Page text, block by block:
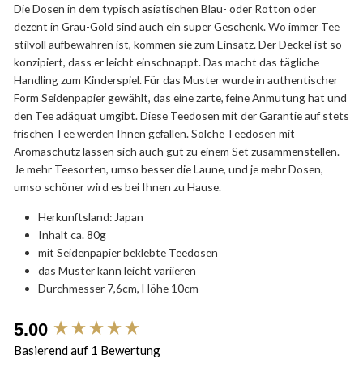
Die Dosen in dem typisch asiatischen Blau- oder Rotton oder
dezent in Grau-Gold sind auch ein super Geschenk. Wo immer Tee
stilvoll aufbewahren ist, kommen sie zum Einsatz. Der Deckel ist so
konzipiert, dass er leicht einschnappt. Das macht das tägliche
Handling zum Kinderspiel. Für das Muster wurde in authentischer
Form Seidenpapier gewählt, das eine zarte, feine Anmutung hat und
den Tee adäquat umgibt. Diese Teedosen mit der Garantie auf stets
frischen Tee werden Ihnen gefallen. Solche Teedosen mit
Aromaschutz lassen sich auch gut zu einem Set zusammenstellen.
Je mehr Teesorten, umso besser die Laune, und je mehr Dosen,
umso schöner wird es bei Ihnen zu Hause.
Herkunftsland: Japan
Inhalt ca. 80g
mit Seidenpapier beklebte Teedosen
das Muster kann leicht variieren
Durchmesser 7,6cm, Höhe 10cm
5.00
Basierend auf 1 Bewertung
New content loaded